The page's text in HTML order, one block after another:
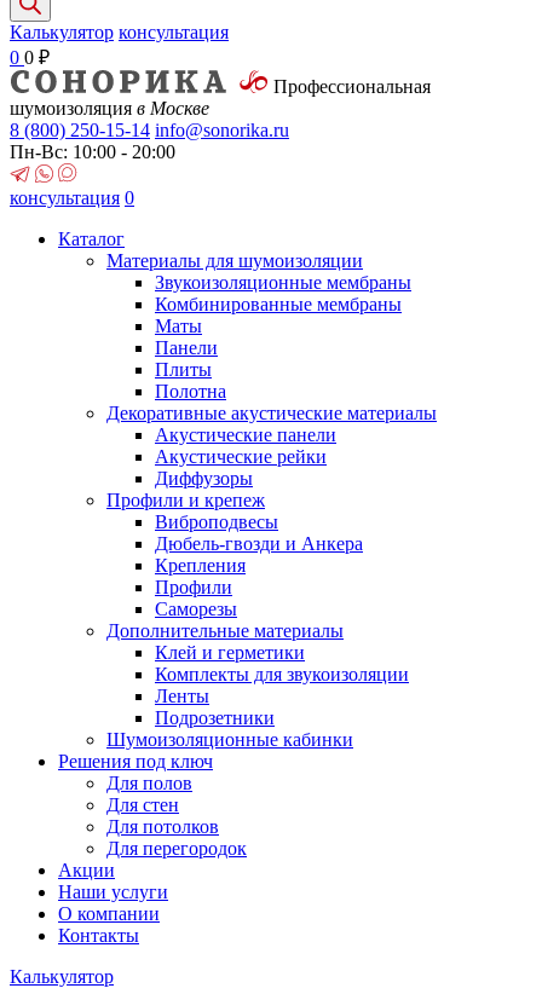
Калькулятор консультация
0 0 ₽
Профессиональная
шумоизоляция в Москве
8 (800) 250-15-14 info@sonorika.ru
Пн-Вс: 10:00 - 20:00
консультация 0
Каталог
Материалы для шумоизоляции
Звукоизоляционные мембраны
Комбинированные мембраны
Маты
Панели
Плиты
Полотна
Декоративные акустические материалы
Акустические панели
Акустические рейки
Диффузоры
Профили и крепеж
Виброподвесы
Дюбель-гвозди и Анкера
Крепления
Профили
Саморезы
Дополнительные материалы
Клей и герметики
Комплекты для звукоизоляции
Ленты
Подрозетники
Шумоизоляционные кабинки
Решения под ключ
Для полов
Для стен
Для потолков
Для перегородок
Акции
Наши услуги
О компании
Контакты
Калькулятор